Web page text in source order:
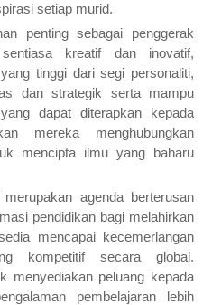
setiap murid.
penting sebagai penggerak
kreatif dan inovatif,
tinggi dari segi personaliti,
dan strategik serta mampu
dapat diterapkan kepada
mereka menghubungkan
mencipta ilmu yang baharu
agenda berterusan
pendidikan bagi melahirkan
mencapai kecemerlangan
kompetitif secara global.
menyediakan peluang kepada
pembelajaran lebih